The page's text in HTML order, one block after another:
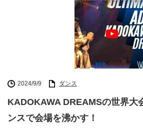
2024/9/9 ダンス
KADOKAWA DREAMSの世界大
ンスで会場を沸かす！